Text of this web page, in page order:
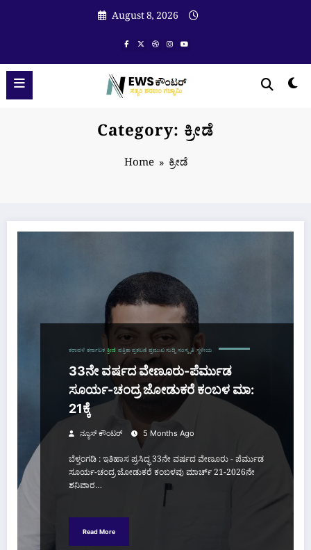
August 8, 2026
Category: ಕ್ರೀಡೆ
Home ಕ್ರೀಡೆ
ಕರಾವಳಿ ಕರ್ನಾಟಕ ಕ್ರೀಡೆ ಪತ್ರಿಕಾ ಪ್ರಕಟಣೆ ಪ್ರಮುಖ ಸುದ್ದಿ ಸಂಸ್ಕೃತಿ ಸ್ಥಳೀಯ
33ನೇ ವರ್ಷದ ವೇಣೂರು-ಪೆರ್ಮುಡ
ಸೂರ್ಯ-ಚಂದ್ರ ಜೋಡುಕರೆ ಕಂಬಳ ಮಾ:
21ಕ್ಕೆ
ನ್ಯೂಸ್ ಕೌಂಟರ್ 5 Months Ago
ಬೆಳ್ತಂಗಡಿ : ಇತಿಹಾಸ ಪ್ರಸಿದ್ಧ 33ನೇ ವರ್ಷದ ವೇಣೂರು - ಪೆರ್ಮುಡ
ಸೂರ್ಯ-ಚಂದ್ರ ಜೋಡುಕರೆ ಕಂಬಳವು ಮಾರ್ಚ್ 21-2026ನೇ
ಶನಿವಾರ…
Read More